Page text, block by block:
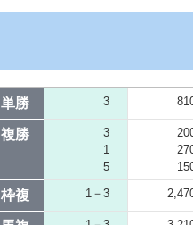
単勝 3
複勝
3
1
5
枠複 1－3